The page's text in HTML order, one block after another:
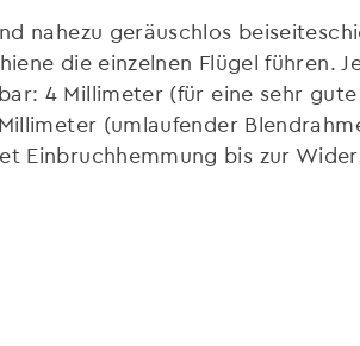
nahezu geräuschlos
die einzelnen Flügel führen.
4 Millimeter (für eine sehr
(umlaufender
bis zur